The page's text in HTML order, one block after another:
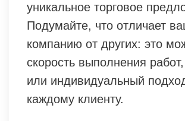
уникальное торговое
Подумайте, что отличает
компанию от других: это
скорость выполнения
или индивидуальный
каждому клиенту.